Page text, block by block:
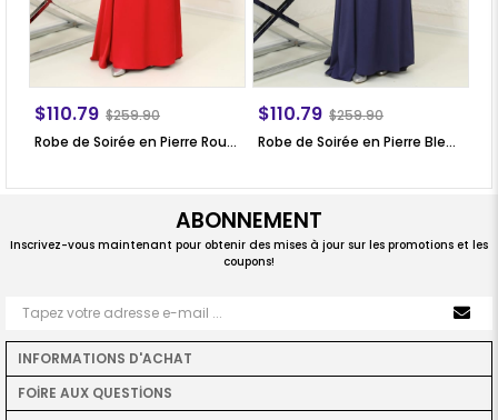
Robe de Soirée en Pierre Rouge SN64
$110.79 $259.90
Robe de Soirée en Pierre Bleu Marin SN64
$110.79 $259.90
ABONNEMENT
Inscrivez-vous maintenant pour obtenir des mises à jour sur les promotions et les
coupons!
INFORMATIONS D'ACHAT
FOİRE AUX QUESTİONS